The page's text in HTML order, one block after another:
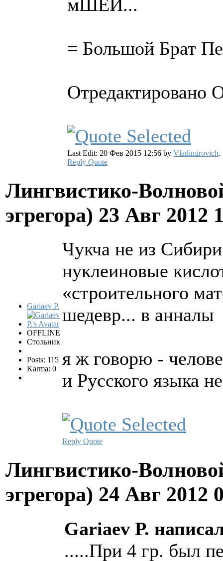
мШЕИ...
= Большой Брат
Отредактировано
Last Edit: 20 Фев 2015 12:56 by Vladimirovich.
Reply Quote
Лингвистико-
эгрегора) 23 Авг 2012
Gariaev P.
OFFLINE
Стольник
Posts: 115
Karma: 0
Чукча не из
нуклеиновые
«строительного
шедевр... в анналы
я ж говорю -
и Русского языка
Reply Quote
Лингвистико-
эгрегора) 24 Авг 2012
Gariaev P.
.....При 4 гр. был